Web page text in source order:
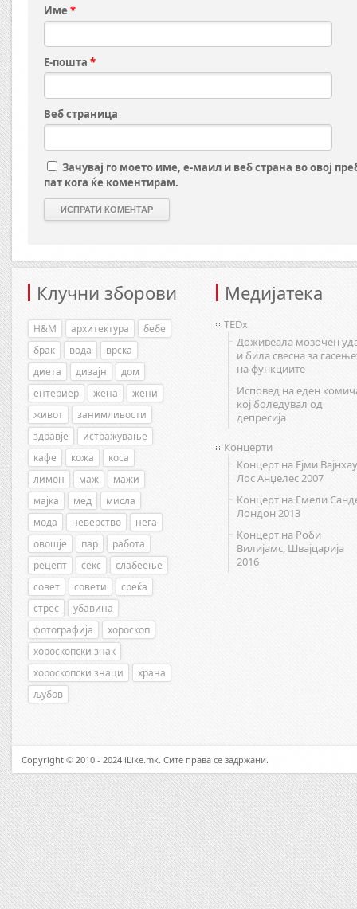
Име *
Е-пошта *
Веб страница
Зачувај го моето име, е-маил и веб страна во овој
пат кога ќе коментирам.
Клучни зборови
H&M архитектура
бебе
брак
вода
врска
диета
дизајн
дом
ентериер
жена
жени
живот
занимливости
здравје
истражување
кафе
кожа
коса
лимон
маж
мажи
мајка
мед
мисла
мода
неверство
нега
овошје
пар
работа
рецепт
секс
слабеење
совет
совети
среќа
стрес
убавина
фотографија
хороскоп
хороскопски знак
хороскопски знаци
храна
љубов
Медијатека
TEDx
Доживеала мозочен
и била свесна за
на функциите
Исповед на еден
кој боледувал од
депресија
Концерти
Концерт на Ејми
Лос Анџелес 2007
Концерт на Емели
Лондон 2013
Концерт на Роби
Вилијамс, Швајцарија
2016
Copyright © 2010 - 2024 iLike.mk. Сите права се задржани.